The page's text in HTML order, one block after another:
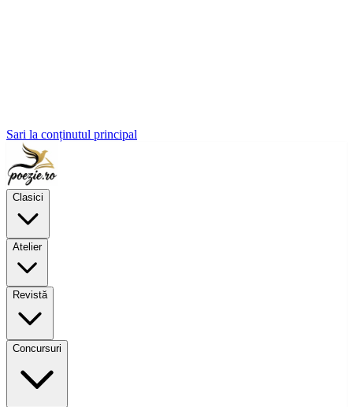
Sari la conținutul principal
Clasici
Atelier
Revistă
Concursuri